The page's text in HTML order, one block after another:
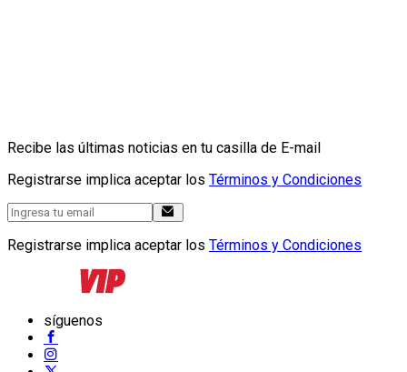
Recibe las últimas noticias en tu casilla de E-mail
Registrarse implica aceptar los Términos y Condiciones
Registrarse implica aceptar los Términos y Condiciones
síguenos